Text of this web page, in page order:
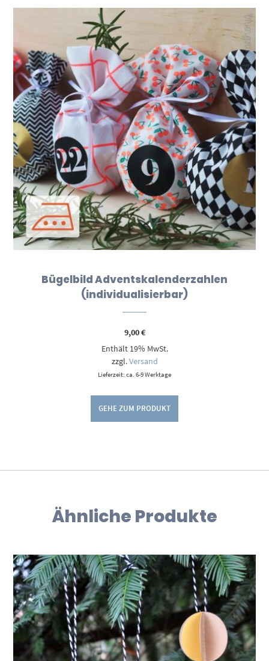
Bügelbild Adventskalenderzahlen
(individualisierbar)
9,00€
Enthält 19% MwSt.
zzgl.Versand
Lieferzeit: ca. 6-9 Werktage
GEHE ZUM PRODUKT
Ähnliche Produkte